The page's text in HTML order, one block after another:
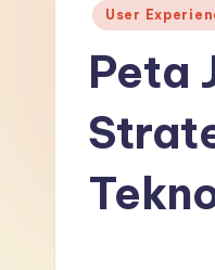
A
Posted
User
Peta